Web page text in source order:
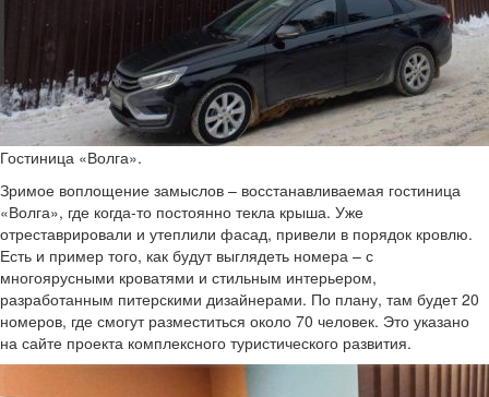
Гостиница «Волга».
Зримое воплощение замыслов – восстанавливаемая гостиница
«Волга», где когда-то постоянно текла крыша. Уже
отреставрировали и утеплили фасад, привели в порядок кровлю.
Есть и пример того, как будут выглядеть номера – с
многоярусными кроватями и стильным интерьером,
разработанным питерскими дизайнерами. По плану, там будет 20
номеров, где смогут разместиться около 70 человек. Это указано
на сайте проекта комплексного туристического развития.